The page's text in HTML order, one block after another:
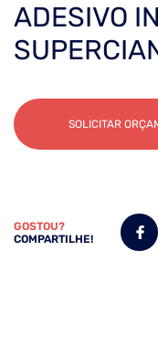
ADESIVO
SOLICITAR
GOSTOU?
COMPARTILHE!